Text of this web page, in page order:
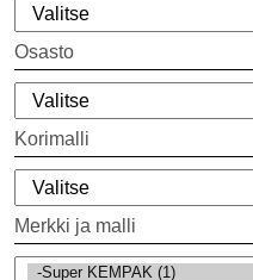
Osasto
Korimalli
Merkki ja malli